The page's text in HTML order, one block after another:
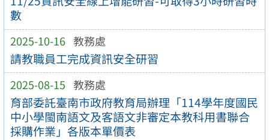
數
2025-10-16 教務處
請教職員工完成資訊安全研習
2025-08-15 教務處
育部委託臺南市政府教育局辦理「114學年度國民
中小學閩南語文及客語文非審定本教科用書聯合
採購作業」各版本單價表